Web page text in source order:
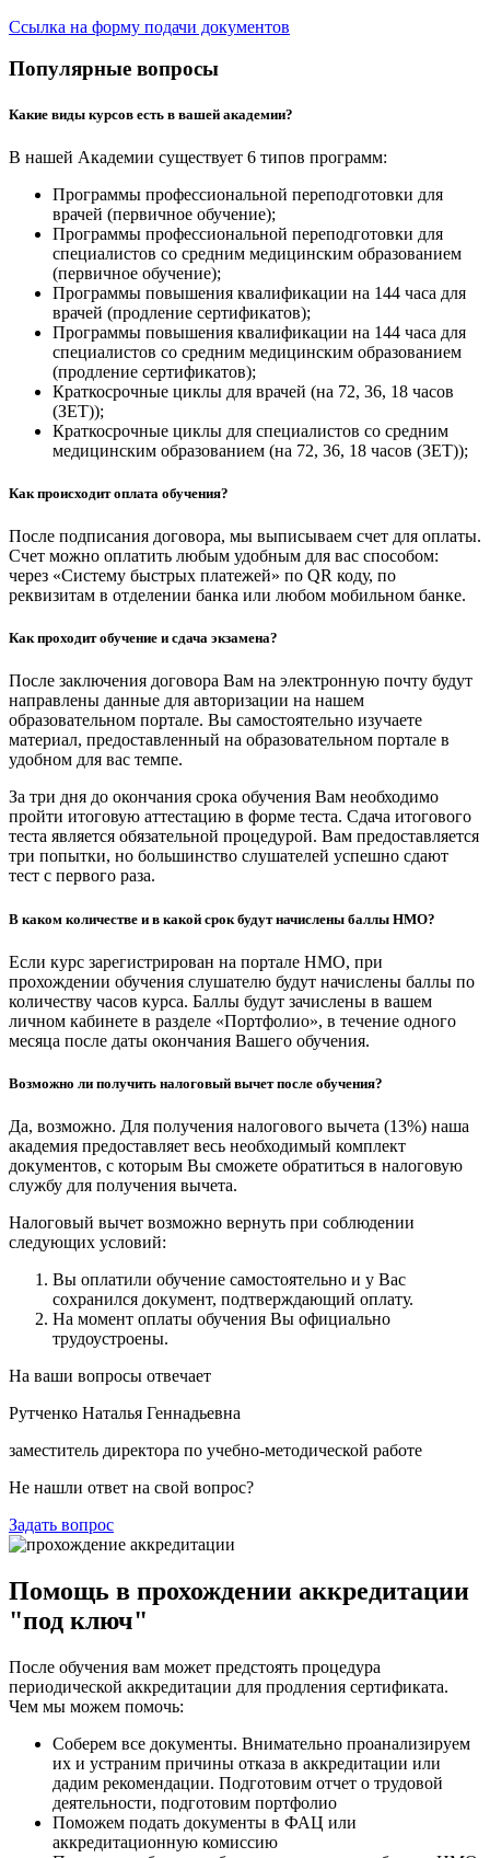
Ссылка на форму подачи документов
Популярные вопросы
Какие виды курсов есть в вашей академии?
В нашей Академии существует 6 типов программ:
Программы профессиональной переподготовки для
врачей (первичное обучение);
Программы профессиональной переподготовки для
специалистов со средним медицинским образованием
(первичное обучение);
Программы повышения квалификации на 144 часа для
врачей (продление сертификатов);
Программы повышения квалификации на 144 часа для
специалистов со средним медицинским образованием
(продление сертификатов);
Краткосрочные циклы для врачей (на 72, 36, 18 часов
(ЗЕТ));
Краткосрочные циклы для специалистов со средним
медицинским образованием (на 72, 36, 18 часов (ЗЕТ));
Как происходит оплата обучения?
После подписания договора, мы выписываем счет для оплаты.
Счет можно оплатить любым удобным для вас способом:
через «Систему быстрых платежей» по QR коду, по
реквизитам в отделении банка или любом мобильном банке.
Как проходит обучение и сдача экзамена?
После заключения договора Вам на электронную почту будут
направлены данные для авторизации на нашем
образовательном портале. Вы самостоятельно изучаете
материал, предоставленный на образовательном портале в
удобном для вас темпе.
За три дня до окончания срока обучения Вам необходимо
пройти итоговую аттестацию в форме теста. Сдача итогового
теста является обязательной процедурой. Вам предоставляется
три попытки, но большинство слушателей успешно сдают
тест с первого раза.
В каком количестве и в какой срок будут начислены баллы НМО?
Если курс зарегистрирован на портале НМО, при
прохождении обучения слушателю будут начислены баллы по
количеству часов курса. Баллы будут зачислены в вашем
личном кабинете в разделе «Портфолио», в течение одного
месяца после даты окончания Вашего обучения.
Возможно ли получить налоговый вычет после обучения?
Да, возможно. Для получения налогового вычета (13%) наша
академия предоставляет весь необходимый комплект
документов, с которым Вы сможете обратиться в налоговую
службу для получения вычета.
Налоговый вычет возможно вернуть при соблюдении
следующих условий:
Вы оплатили обучение самостоятельно и у Вас
сохранился документ, подтверждающий оплату.
На момент оплаты обучения Вы официально
трудоустроены.
На ваши вопросы отвечает
Рутченко Наталья Геннадьевна
заместитель директора по учебно-методической работе
Не нашли ответ на свой вопрос?
Задать вопрос
Помощь в прохождении аккредитации
"под ключ"
После обучения вам может предстоять процедура
периодической аккредитации для продления сертификата.
Чем мы можем помочь:
Соберем все документы. Внимательно проанализируем
их и устраним причины отказа в аккредитации или
дадим рекомендации. Подготовим отчет о трудовой
деятельности, подготовим портфолио
Поможем подать документы в ФАЦ или
аккредитационную комиссию